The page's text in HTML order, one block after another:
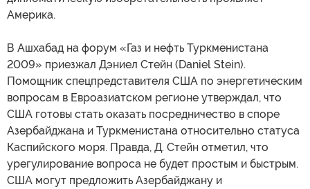
Америка.
В Ашхабад на форум «Газ и нефть Туркменистана
2009» приезжал Дэниел Стейн (Daniel Stein).
Помощник спецпредставителя США по энергетическим
вопросам в Евроазиатском регионе утверждал, что
США готовы стать оказать посредничество в споре
Азербайджана и Туркменистана относительно статуса
Каспийского моря. Правда, Д. Стейн отметил, что
урегулирование вопроса не будет простым и быстрым.
США могут предложить Азербайджану и